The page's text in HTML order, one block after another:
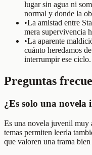
lugar sin agua ni
normal y donde la
•La amistad entre
mera supervivencia
•La aparente
cuánto heredamos
interrumpir ese ciclo.
Preguntas
¿Es solo una
Es una novela juvenil muy
temas permiten leerla
que valoren una trama